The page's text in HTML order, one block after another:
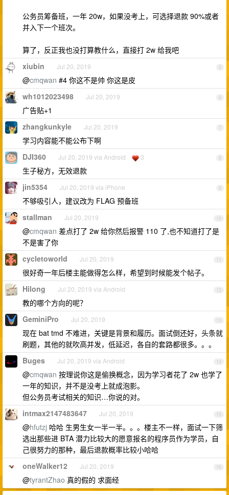
公务员筹备班，一年 20w，如果没考上，可选择退款 90%或者
并入下一个班次。
算了，反正我也没打算教什么，直接打 2w 给我吧
5
xiubin Jul 20, 2019
@cmqwan #4 你这不是帅 你这是皮
6
wh1012023498 Jul 20, 2019
广告贴+1
7
zhangkunkyle Jul 20, 2019
学习内容能不能公布下啊
8
DJI360 Jul 20, 2019 via Android 3
生子秘方，无效退款
9
jin5354 Jul 20, 2019 via iPhone
不够吸引人，建议改为 FLAG 预备班
10
stallman Jul 20, 2019
@cmqwan 差点打了 2w 给你然后报警 110 了,也不知道打了是
不是害了你
11
cycletoworld Jul 20, 2019
很好奇一年后楼主能做得怎么样，希望到时候能发个帖子。
12
Hilong Jul 20, 2019 via Android
教的哪个方向的呢？
13
GeminiPro Jul 20, 2019
现在 bat tmd 不难进，关键是背景和履历。面试倒还好，头条就
刷题，其他的就吹高并发，低延迟，各自的套路都很多。。。
14
Buges Jul 20, 2019 via Android
@cmqwan 按理说你这是偷换概念，因为学习者花了 2w 也学了
一年的知识，并不是没考上就成泡影。
但公务员考试相关的知识…你说的对。
15
intmax2147483647 Jul 20, 2019
@hfutzj 哈哈 生男生女一半一半。。。楼主不一样，面试一下筛
选出那些进 BTA 潜力比较大的愿意报名的程序员作为学员，自
己很努力的那种，最后退款概率比较小哈哈
16
oneWalker12 Jul 20, 2019
@tyrantZhao 真的假的 求面经